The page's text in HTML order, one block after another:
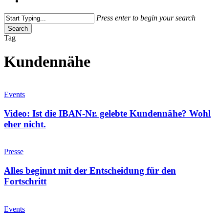
Press enter to begin your search
Search
Close
Tag
Kundennähe
Ist
IBAN-
Nr.
gelebte
eher
Events
Video: Ist die IBAN-Nr. gelebte Kundennähe? Wohl
eher nicht.
beginnt
der
Entscheidung
für
Presse
Alles beginnt mit der Entscheidung für den
Fortschritt
&
Events